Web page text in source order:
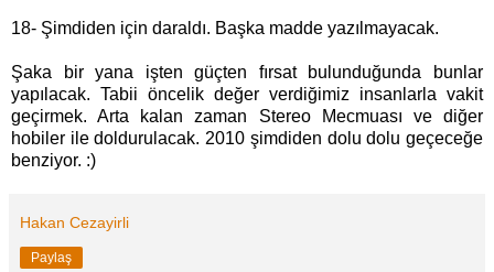
18- Şimdiden için daraldı. Başka madde yazılmayacak.
Şaka bir yana işten güçten fırsat bulunduğunda bunlar
yapılacak. Tabii öncelik değer verdiğimiz insanlarla vakit
geçirmek. Arta kalan zaman Stereo Mecmuası ve diğer
hobiler ile doldurulacak. 2010 şimdiden dolu dolu geçeceğe
benziyor. :)
Hakan Cezayirli
Paylaş